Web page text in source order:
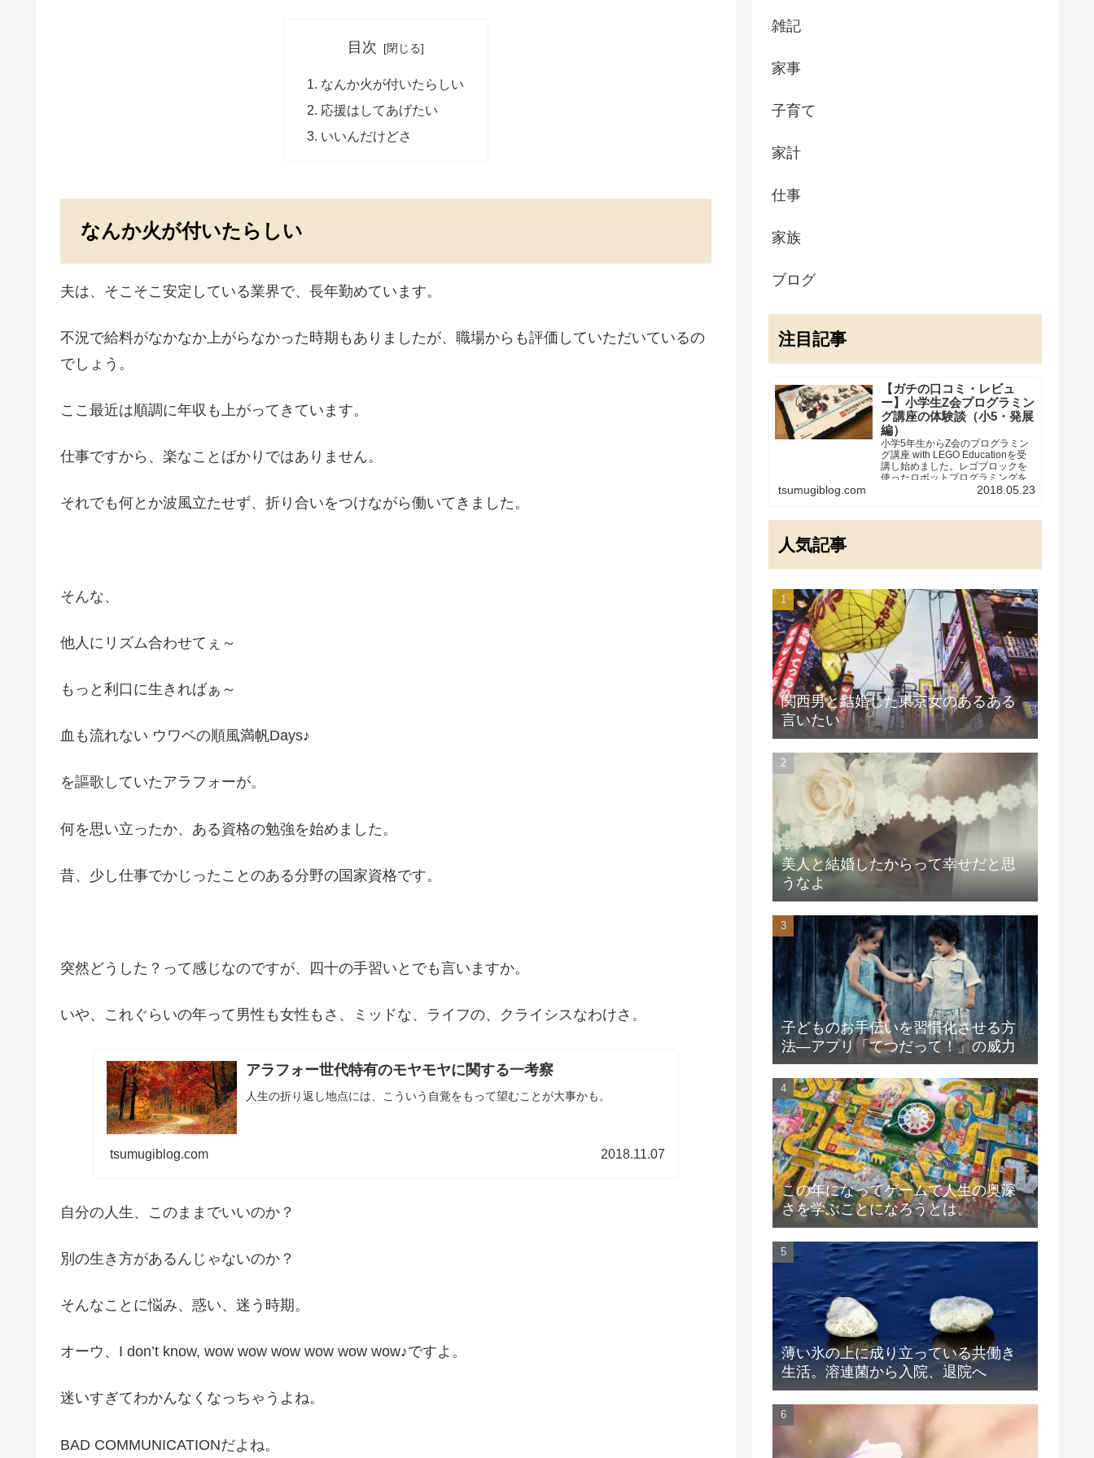
目次
なんか火が付いたらしい
応援はしてあげたい
いいんだけどさ
なんか火が付いたらしい
夫は、そこそこ安定している業界で、長年勤めています。
不況で給料がなかなか上がらなかった時期もありましたが、職場からも評価していただいているの
でしょう。
ここ最近は順調に年収も上がってきています。
仕事ですから、楽なことばかりではありません。
それでも何とか波風立たせず、折り合いをつけながら働いてきました。
そんな、
他人にリズム合わせてぇ～
もっと利口に生きればぁ～
血も流れない ウワベの順風満帆Days♪
を謳歌していたアラフォーが。
何を思い立ったか、ある資格の勉強を始めました。
昔、少し仕事でかじったことのある分野の国家資格です。
突然どうした？って感じなのですが、四十の手習いとでも言いますか。
いや、これぐらいの年って男性も女性もさ、ミッドな、ライフの、クライシスなわけさ。
アラフォー世代特有のモヤモヤに関する一考察
人生の折り返し地点には、こういう自覚をもって望むことが大事かも。
tsumugiblog.com 2018.11.07
自分の人生、このままでいいのか？
別の生き方があるんじゃないのか？
そんなことに悩み、惑い、迷う時期。
オーウ、I don’t know, wow wow wow wow wow wow♪ですよ。
迷いすぎてわかんなくなっちゃうよね。
BAD COMMUNICATIONだよね。
雑記
家事
子育て
家計
仕事
家族
ブログ
注目記事
【ガチの口コミ・レビュ
ー】小学生Z会プログラミン
グ講座の体験談（小5・発展
編）
小学5年生からZ会のプログラミン
グ講座 with LEGO Educationを受
講し始めました。レゴブロックを
使ったロボットプログラミングを
実際に経験した受講者の体験談・
ちの子に向いているかしら？」と
tsumugiblog.com 2018.05.23
人気記事
関西男と結婚した東京女のあるある
言いたい
美人と結婚したからって幸せだと思
うなよ
子どものお手伝いを習慣化させる方
法―アプリ「てつだって！」の威力
この年になってゲームで人生の奥深
さを学ぶことになろうとは。
薄い氷の上に成り立っている共働き
生活。溶連菌から入院、退院へ